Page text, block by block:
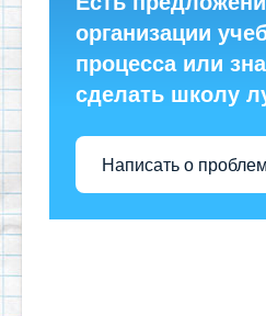
организации
процесса или
сделать школу
Написать о